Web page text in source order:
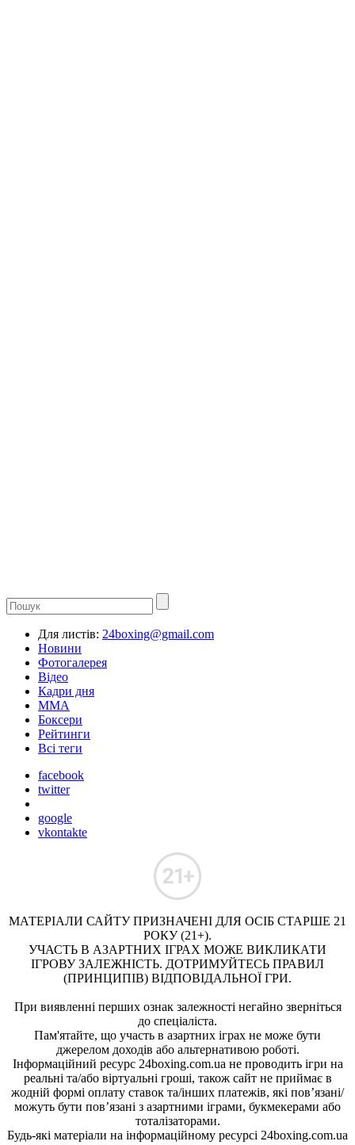
Для листів: 24boxing@gmail.com
Новини
Фотогалерея
Відео
Кадри дня
ММА
Боксери
Рейтинги
Всі теги
facebook
twitter
google
vkontakte
МАТЕРІАЛИ САЙТУ ПРИЗНАЧЕНІ ДЛЯ ОСІБ СТАРШЕ 21
РОКУ (21+).
УЧАСТЬ В АЗАРТНИХ ІГРАХ МОЖЕ ВИКЛИКАТИ
ІГРОВУ ЗАЛЕЖНІСТЬ. ДОТРИМУЙТЕСЬ ПРАВИЛ
(ПРИНЦИПІВ) ВІДПОВІДАЛЬНОЇ ГРИ.
При виявленні перших ознак залежності негайно зверніться
до спеціаліста.
Пам'ятайте, що участь в азартних іграх не може бути
джерелом доходів або альтернативою роботі.
Інформаційний ресурс 24boxing.com.ua не проводить ігри на
реальні та/або віртуальні гроші, також сайт не приймає в
жодній формі оплату ставок та/інших платежів, які пов’язані/
можуть бути пов’язані з азартними іграми, букмекерами або
тоталізаторами.
Будь-які матеріали на інформаційному ресурсі 24boxing.com.ua